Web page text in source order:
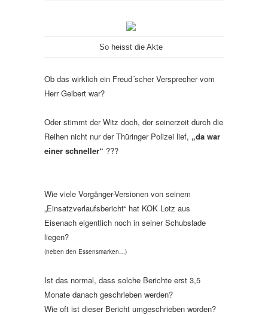
So heisst die Akte
Ob das wirklich ein Freud´scher Versprecher vom
Herr Geibert war?
Oder stimmt der Witz doch, der seinerzeit durch die
Reihen nicht nur der Thüringer Polizei lief, „da war
einer schneller“ ???
Wie viele Vorgänger-Versionen von seinem
„Einsatzverlaufsbericht“ hat KOK Lotz aus
Eisenach eigentlich noch in seiner Schubslade
liegen?
(neben den Essensmarken…)
Ist das normal, dass solche Berichte erst 3,5
Monate danach geschrieben werden?
Wie oft ist dieser Bericht umgeschrieben worden?